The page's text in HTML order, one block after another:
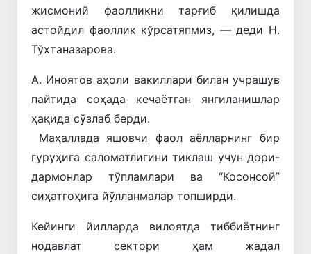
жисмоний фаолликни тарғиб қилишда
астойдил фаоллик кўрсатяпмиз, — деди Н.
Тўхтаназарова.
А. Иноятов аҳоли вакиллари билан учрашув
пайтида соҳада кечаётган янгиланишлар
ҳақида сўзлаб берди.
Маҳаллада яшовчи фаол аёлларнинг бир
гуруҳига саломатлигини тиклаш учун дори-
дармонлар тўпламлари ва “Косонсой”
сиҳатгоҳига йўлланмалар топширди.
Кейинги йилларда вилоятда тиббиётнинг
нодавлат сектори ҳам жадал